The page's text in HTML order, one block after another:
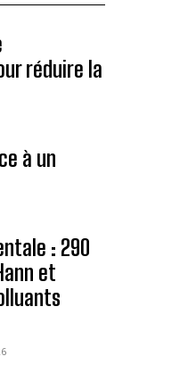
réduire la
à un
: 290
et